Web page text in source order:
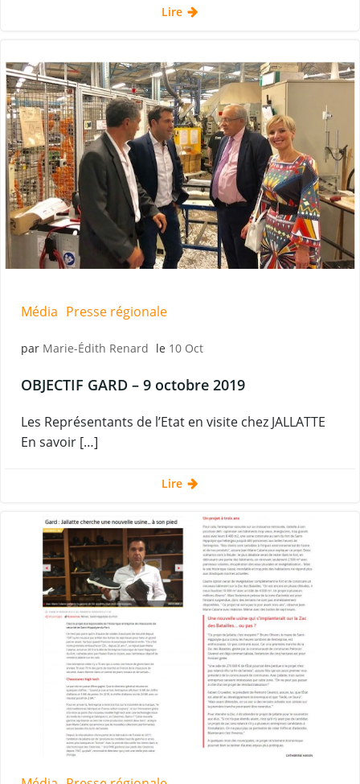
Lire
Média Presse régionale
par Marie-Édith Renard le 10 Oct
OBJECTIF GARD – 9 octobre 2019
Les Représentants de l’Etat en visite chez JALLATTE
En savoir […]
Lire